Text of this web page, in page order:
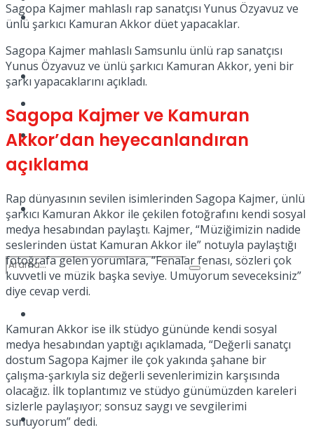
Dünya
Müzik
Tatil
Spor
Podcast
No Result
View All Result
Sagopa Kajmer mahlaslı rap sanatçısı Yunus Özyavuz ve
ünlü şarkıcı Kamuran Akkor düet yapacaklar.
Sagopa Kajmer mahlaslı Samsunlu ünlü rap sanatçısı
Yunus Özyavuz ve ünlü şarkıcı Kamuran Akkor, yeni bir
şarkı yapacaklarını açıkladı.
Sagopa Kajmer ve Kamuran
Akkor’dan heyecanlandıran
açıklama
Rap dünyasının sevilen isimlerinden Sagopa Kajmer, ünlü
şarkıcı Kamuran Akkor ile çekilen fotoğrafını kendi sosyal
medya hesabından paylaştı. Kajmer, “Müziğimizin nadide
seslerinden üstat Kamuran Akkor ile” notuyla paylaştığı
fotoğrafa gelen yorumlara, “Fenalar fenası, sözleri çok
kuvvetli ve müzik başka seviye. Umuyorum seveceksiniz”
diye cevap verdi.
Kamuran Akkor ise ilk stüdyo gününde kendi sosyal
medya hesabından yaptığı açıklamada, “Değerli sanatçı
dostum Sagopa Kajmer ile çok yakında şahane bir
çalışma-şarkıyla siz değerli sevenlerimizin karşısında
olacağız. İlk toplantımız ve stüdyo günümüzden kareleri
sizlerle paylaşıyor; sonsuz saygı ve sevgilerimi
sunuyorum” dedi.